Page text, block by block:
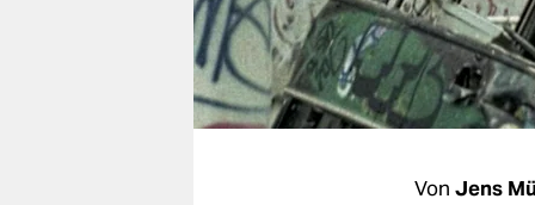
fragen & hilfe
unterstützen
abo
Von Jens